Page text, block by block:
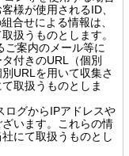
様が使用されるID、
合せによる情報は、
扱うものとします。
ご案内のメール等に
付きのURL（個別
URLを用いて収集さ
取扱うものとしま
ログからIPアドレスや
います。これらの情
にて取扱うものとし